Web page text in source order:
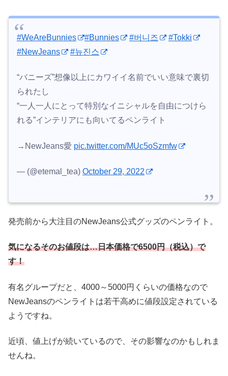
#WeAreBunnies #Bunnies #버니즈
#Tokki
#NewJeans
#뉴진스
“バニーズ”想像以上にカワイイ名前でいい意味で裏切
られたし
“一人一人にとって特別なイニシャルを自由につけら
れる”インテリアにも向いてるペンライト
→NewJeans愛 pic.twitter.com/MUc5oSzmfw
— (@etemal_tea) October 29, 2022
発売前から大注目のNewJeans公式グッズのペンライト。
気になるそのお値段は…日本価格で6500円（税込）で
す！
有名グループだと、4000～5000円くらいの価格なので
NewJeansのペンライトは若干高めに値段設定されている
ようですね。
近頃、値上げが続いているので、その影響なのかもしれま
せんね。